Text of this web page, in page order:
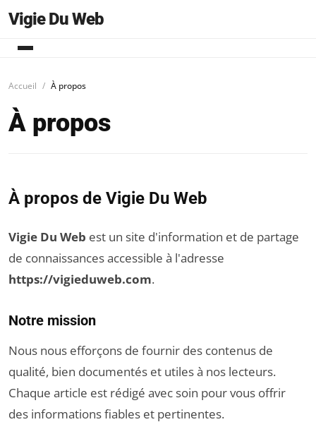
Vigie Du Web
Accueil À propos
À propos
À propos de Vigie Du Web
Vigie Du Web est un site d'information et de partage
de connaissances accessible à l'adresse
https://vigieduweb.com.
Notre mission
Nous nous efforçons de fournir des contenus de
qualité, bien documentés et utiles à nos lecteurs.
Chaque article est rédigé avec soin pour vous offrir
des informations fiables et pertinentes.